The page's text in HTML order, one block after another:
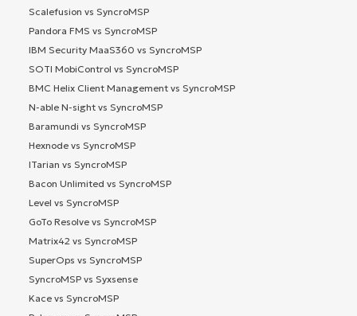
Scalefusion vs SyncroMSP
Pandora FMS vs SyncroMSP
IBM Security MaaS360 vs SyncroMSP
SOTI MobiControl vs SyncroMSP
BMC Helix Client Management vs SyncroMSP
N-able N-sight vs SyncroMSP
Baramundi vs SyncroMSP
Hexnode vs SyncroMSP
ITarian vs SyncroMSP
Bacon Unlimited vs SyncroMSP
Level vs SyncroMSP
GoTo Resolve vs SyncroMSP
Matrix42 vs SyncroMSP
SuperOps vs SyncroMSP
SyncroMSP vs Syxsense
Kace vs SyncroMSP